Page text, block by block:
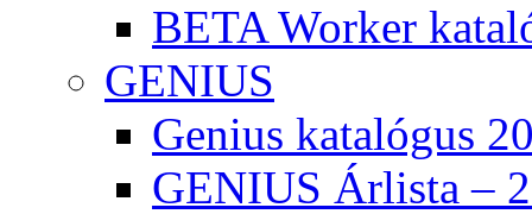
BETA Worker
GENIUS
Genius katalógus
GENIUS Árlista –